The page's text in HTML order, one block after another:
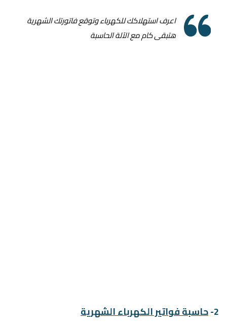
اعرف استهلاكك للكهرباء وتوقع فاتورتك الشهرية
هتبقى كام مع الآلة الحاسبة
2- حاسبة فواتير الكهرباء الشهرية